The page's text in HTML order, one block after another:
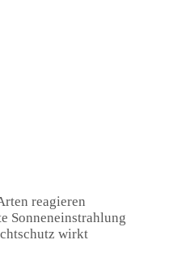
reagieren
Sonneneinstrahlung
wirkt